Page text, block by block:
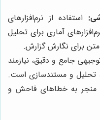
استفاده از نرم‌افزارهای
آماری برای تحلیل
متن برای نگارش گزارش.
جامع و دقیق، نیازمند
تحلیل و مستندسازی است.
منجر به خطاهای فاحش و